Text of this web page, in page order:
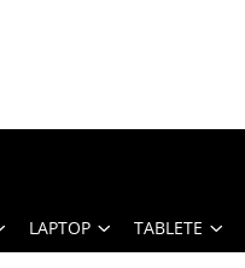
LAPTOP TABLETE